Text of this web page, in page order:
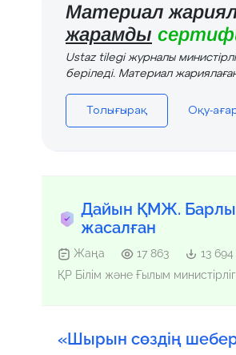
Материал
жарамды
Ustaz tilegi журналы
беріледі. Материал
Толығырақ Оқу-
Дайын ҚМЖ.
жасалған
Жаңа 17 863
13 694
ҚР Білім және Ғылым
«Шырын сөздің